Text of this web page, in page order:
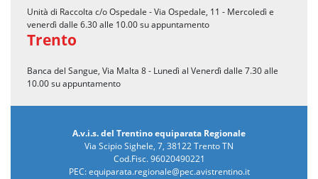
Unità di Raccolta c/o Ospedale - Via Ospedale, 11 - Mercoledì e
venerdì dalle 6.30 alle 10.00 su appuntamento
Trento
Banca del Sangue, Via Malta 8 - Lunedì al Venerdì dalle 7.30 alle
10.00 su appuntamento
A.v.i.s. del Trentino equiparata Regionale
Via Scipio Sighele, 7, 38122 Trento TN
Cod.Fisc. 96020490221
PEC:equiparata.regionale@pec.avistrentino.it